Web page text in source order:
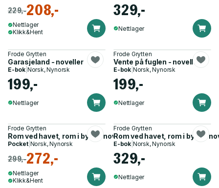
229,-208,-
Nettlager
Klikk&Hent
329,-
Nettlager
Frode Grytten
Garasjeland - noveller
E-bok Norsk, Nynorsk
199,-
Nettlager
Frode Grytten
Vente på fuglen - noveller
E-bok Norsk, Nynorsk
199,-
Nettlager
Frode Grytten
Rom ved havet, rom i byen - noveller
Pocket| Norsk, Nynorsk
299,-272,-
Nettlager
Klikk&Hent
Frode Grytten
Rom ved havet, rom i byen -
E-bok Norsk, Nynorsk
329,-
Nettlager